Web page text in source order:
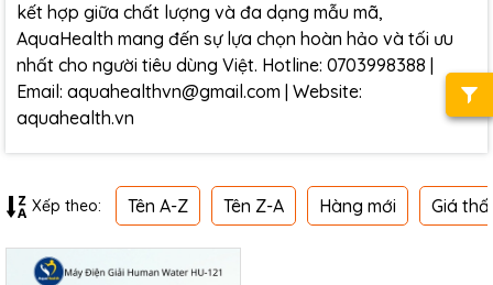
kết hợp giữa chất lượng và đa dạng mẫu mã,
AquaHealth mang đến sự lựa chọn hoàn hảo và tối ưu
nhất cho người tiêu dùng Việt. Hotline: 0703998388 |
Email: aquahealthvn@gmail.com | Website:
aquahealth.vn
Xếp theo: Tên A-Z Tên Z-A Hàng mới Giá